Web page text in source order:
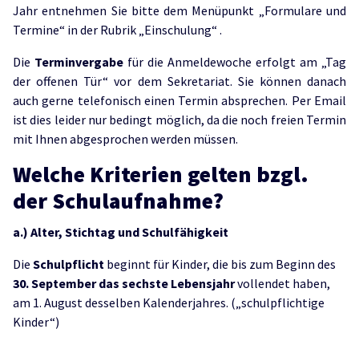
Jahr entnehmen Sie bitte dem Menüpunkt „Formulare und
Termine“ in der Rubrik „Einschulung“ .
Die Terminvergabe für die Anmeldewoche erfolgt am „Tag
der offenen Tür“ vor dem Sekretariat. Sie können danach
auch gerne telefonisch einen Termin absprechen. Per Email
ist dies leider nur bedingt möglich, da die noch freien Termin
mit Ihnen abgesprochen werden müssen.
Welche Kriterien gelten bzgl.
der Schulaufnahme?
a.) Alter, Stichtag und Schulfähigkeit
Die Schulpflicht beginnt für Kinder, die bis zum Beginn des
30. September das sechste Lebensjahrvollendet haben,
am 1. August desselben Kalenderjahres. („schulpflichtige
Kinder“)